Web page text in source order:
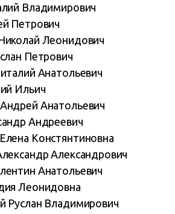
Владимирович
Петрович
Леонидович
Петрович
Анатольевич
Ильич
Анатольевич
Андреевич
Констянтиновна
Александрович
Анатольевич
Леонидовна
Руслан Владимирович